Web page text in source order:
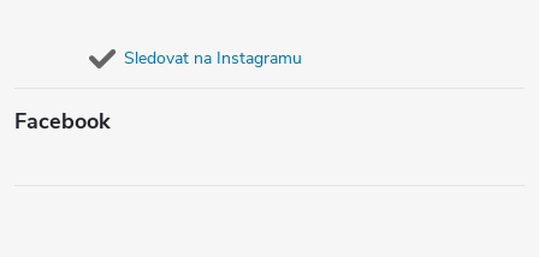
Sledovat na Instagramu
Facebook